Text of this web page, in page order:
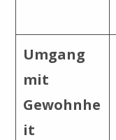
Umgang
mit
Gewohnhe
it